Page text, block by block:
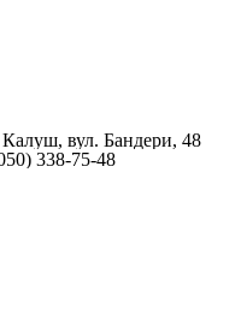
Калуш, вул. Бандери, 48
338-75-48